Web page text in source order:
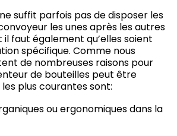
suffit parfois pas de disposer les
les unes après les autres
faut également qu’elles soient
spécifique. Comme nous
de nombreuses raisons pour
de bouteilles peut être
plus courantes sont:
ou ergonomiques dans la